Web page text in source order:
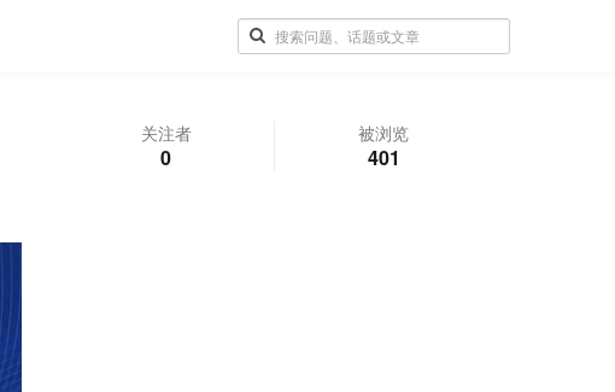
关注者
0
被浏览
401